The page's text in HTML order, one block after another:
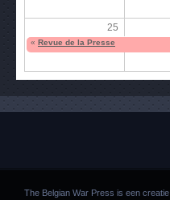
25
« Revue de la Presse
The Belgian War Press is een creatie